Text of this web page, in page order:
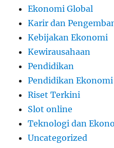
Ekonomi Global
Karir dan
Kebijakan Ekonomi
Kewirausahaan
Pendidikan
Pendidikan Ekonomi
Riset Terkini
Slot online
Teknologi dan
Uncategorized